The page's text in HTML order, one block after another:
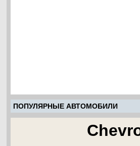
ПОПУЛЯРНЫЕ АВТОМОБИЛИ